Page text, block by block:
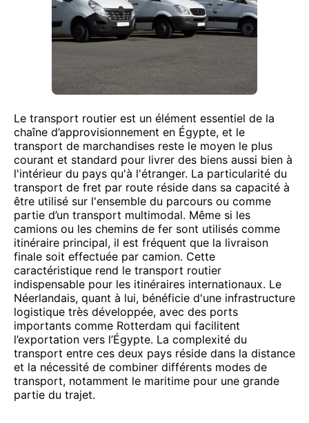
Le transport routier est un élément essentiel de la
chaîne d’approvisionnement en Égypte, et le
transport de marchandises reste le moyen le plus
courant et standard pour livrer des biens aussi bien à
l'intérieur du pays qu'à l'étranger. La particularité du
transport de fret par route réside dans sa capacité à
être utilisé sur l'ensemble du parcours ou comme
partie d’un transport multimodal. Même si les
camions ou les chemins de fer sont utilisés comme
itinéraire principal, il est fréquent que la livraison
finale soit effectuée par camion. Cette
caractéristique rend le transport routier
indispensable pour les itinéraires internationaux. Le
Néerlandais, quant à lui, bénéficie d'une infrastructure
logistique très développée, avec des ports
importants comme Rotterdam qui facilitent
l’exportation vers l’Égypte. La complexité du
transport entre ces deux pays réside dans la distance
et la nécessité de combiner différents modes de
transport, notamment le maritime pour une grande
partie du trajet.